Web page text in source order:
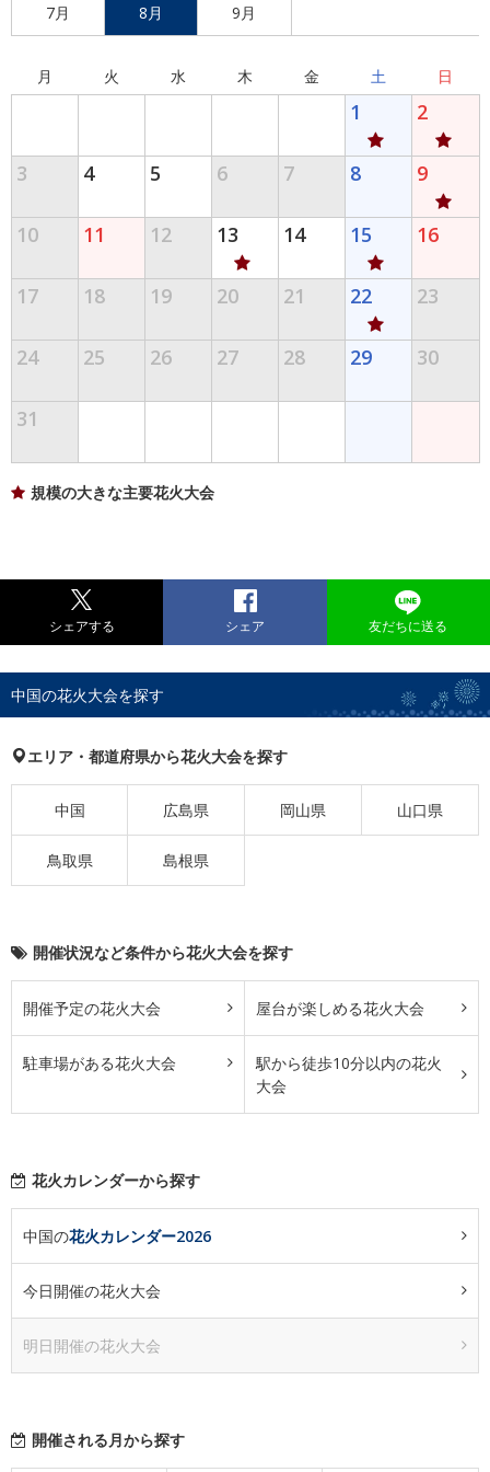
7月 8月 9月
月 火 水 木 金 土 日
1 2
3 4 5 6 7 8 9
10 11 12 13 14 15 16
17 18 19 20 21 22 23
24 25 26 27 28 29 30
31
規模の大きな主要花火大会
シェアする シェア 友だちに送る
中国の花火大会を探す
エリア・都道府県から花火大会を探す
中国 広島県 岡山県 山口県
鳥取県 島根県
開催状況など条件から花火大会を探す
開催予定の花火大会 屋台が楽しめる花火大会
駐車場がある花火大会
駅から徒歩10分以内の花火
大会
花火カレンダーから探す
中国の花火カレンダー2026
今日開催の花火大会
明日開催の花火大会
開催される月から探す